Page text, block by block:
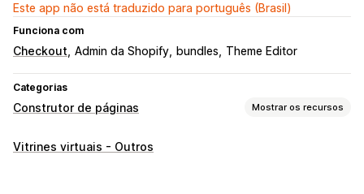
Este app não está traduzido para português (Brasil)
Funciona com
Checkout Admin da Shopify bundles Theme Editor
Categorias
Construtor de páginas Mostrar os recursos
Tipos de páginas
Vitrines virtuais - Outros